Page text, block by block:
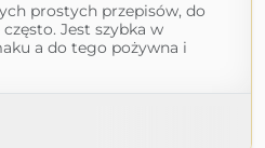
prostych przepisów, do
Jest szybka w
a do tego pożywna i